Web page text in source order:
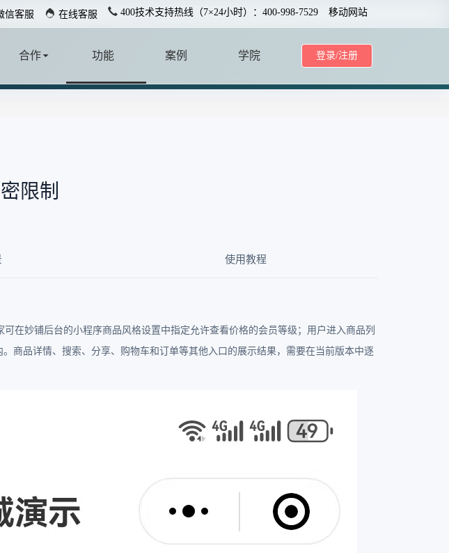
信客服  在线客服 400技术支持热线（7×24小时）：400-998-7529 移动网站
登录/注册
合作 功能 案例 学院
限制
使用教程
在妙铺后台的小程序商品风格设置中指定允许查看价格的会员等级；用户进入商品列
商品详情、搜索、分享、购物车和订单等其他入口的展示结果，需要在当前版本中逐